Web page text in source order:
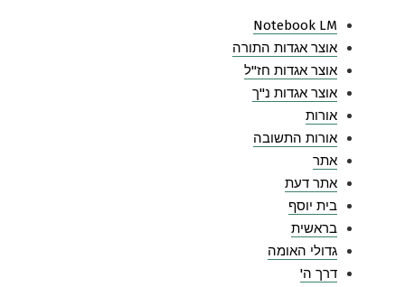
Notebook LM
אוצר אגדות התורה
אוצר אגדות חז"ל
אוצר אגדות נ"ך
אורות
אורות התשובה
אתר
אתר דעת
בית יוסף
בראשית
גדולי האומה
דרך ה'